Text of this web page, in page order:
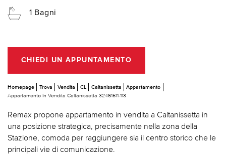
1 Bagni
CHIEDI UN APPUNTAMENTO
Homepage Trova Vendita CL Caltanissetta
Appartamento
Appartamento In Vendita Caltanissetta 32461511-113
Remax propone appartamento in vendita a Caltanissetta in
una posizione strategica, precisamente nella zona della
Stazione, comoda per raggiungere sia il centro storico che le
principali vie di comunicazione.